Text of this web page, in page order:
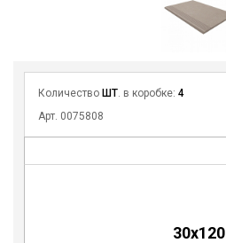
Количество ШТ . в коробке: 4
Арт. 0075808
30x120